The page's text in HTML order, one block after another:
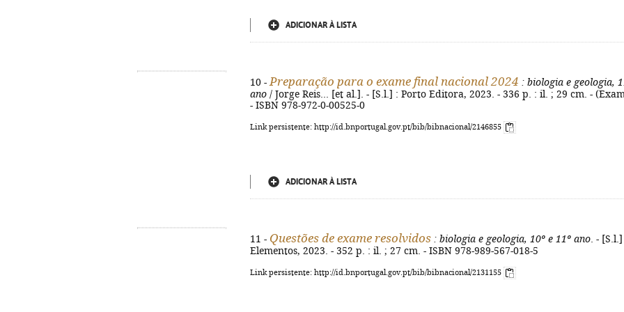
ADICIONAR À LISTA
10 - Preparação para o exame final nacional 2024 : biologia e geologia,
ano / Jorge Reis... [et al.]. - [S.l.] : Porto Editora, 2023. - 336 p. : il. ; 29 cm. -
- ISBN 978-972-0-00525-0
Link persistente: http://id.bnportugal.gov.pt/bib/bibnacional/2146855
ADICIONAR À LISTA
11 - Questões de exame resolvidos : biologia e geologia, 10º e 11º ano . -
Elementos, 2023. - 352 p. : il. ; 27 cm. - ISBN 978-989-567-018-5
Link persistente: http://id.bnportugal.gov.pt/bib/bibnacional/2131155